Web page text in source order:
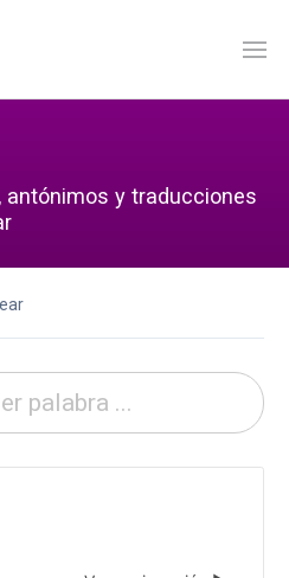
antónimos y traducciones